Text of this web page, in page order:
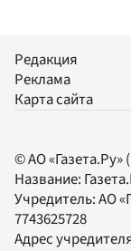
Редакция
Реклама
Карта сайта
© АО «Газета.Ру»
Название:
Учредитель:АО
7743625728
Адрес